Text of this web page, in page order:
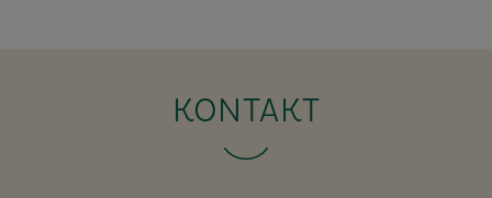
KONTAKT